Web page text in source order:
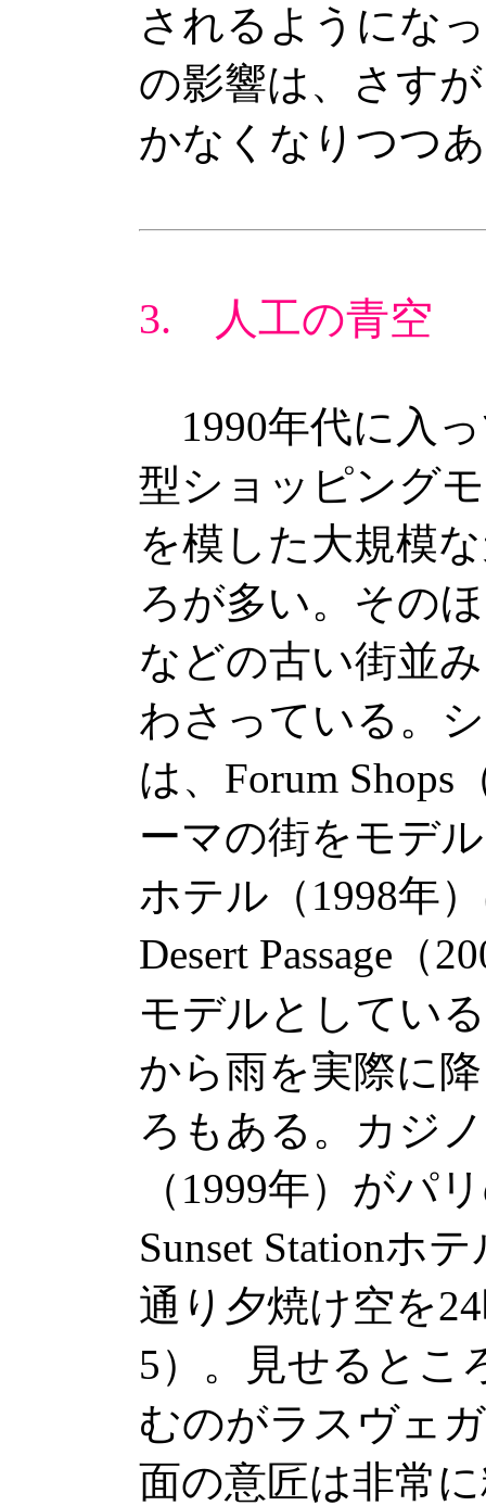
されるようにな
の影響は、さす
かなくなりつつ
3. 人工の青空
1990年代に入
型ショッピング
を模した大規模
ろが多い。その
などの古い街並
わさっている。
は、Forum Shops
ーマの街をモデ
ホテル（1998年
Desert Passage（
モデルとしてい
から雨を実際に
ろもある。カジ
（1999年）がパ
Sunset Stationホ
通り夕焼け空を
5）。見せるとこ
むのがラスヴェ
面の意匠は非常